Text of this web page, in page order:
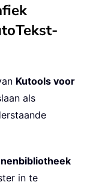
Kutools voor
als
in te